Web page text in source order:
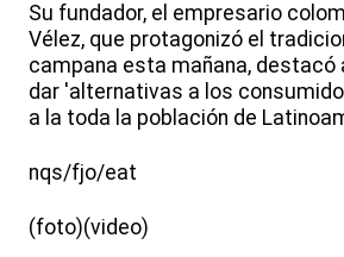
Su fundador, el empresario
Vélez, que protagonizó el
campana esta mañana, destacó
dar 'alternativas a los
a la toda la población de
nqs/fjo/eat
(foto)(video)